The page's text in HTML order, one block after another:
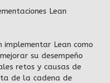
Lean
implementar Lean como
su desempeño
retos y causas de
de la cadena de